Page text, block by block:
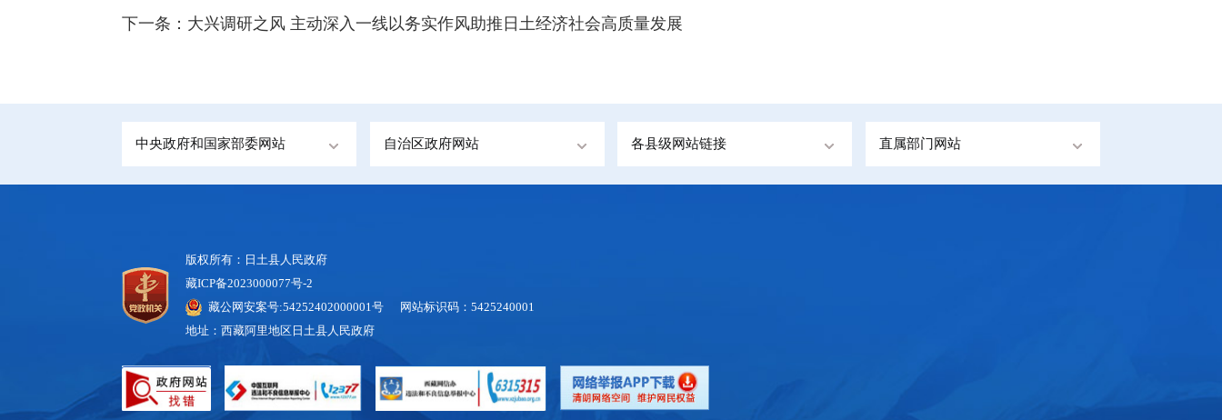
下一条： 大兴调研之风 主动深入一线以务实作风助推日土经济社会高质量发展
中央政府和国家部委网站 自治区政府网站 各县级网站链接 直属部门网站
版权所有：日土县人民政府
藏ICP备2023000077号-2
藏公网安案号:54252402000001号 网站标识码：5425240001
地址：西藏阿里地区日土县人民政府